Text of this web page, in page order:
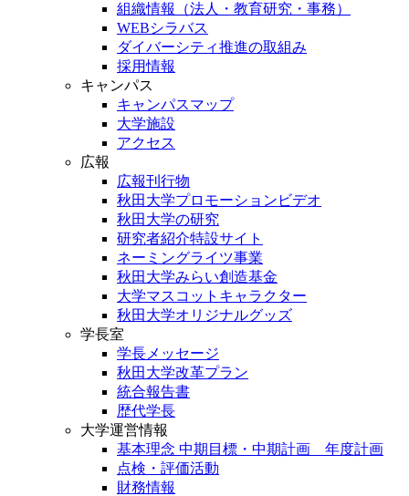
組織情報（法人・教育研究・事務）
WEBシラバス
ダイバーシティ推進の取組み
採用情報
キャンパス
キャンパスマップ
大学施設
アクセス
広報
広報刊行物
秋田大学プロモーションビデオ
秋田大学の研究
研究者紹介特設サイト
ネーミングライツ事業
秋田大学みらい創造基金
大学マスコットキャラクター
秋田大学オリジナルグッズ
学長室
学長メッセージ
秋田大学改革プラン
統合報告書
歴代学長
大学運営情報
基本理念 中期目標・中期計画 年度計画
点検・評価活動
財務情報